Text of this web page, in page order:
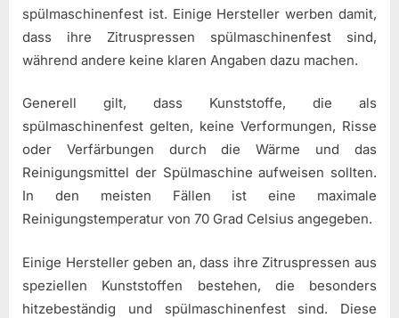
spülmaschinenfest ist. Einige Hersteller werben damit,
dass ihre Zitruspressen spülmaschinenfest sind,
während andere keine klaren Angaben dazu machen.
Generell gilt, dass Kunststoffe, die als
spülmaschinenfest gelten, keine Verformungen, Risse
oder Verfärbungen durch die Wärme und das
Reinigungsmittel der Spülmaschine aufweisen sollten.
In den meisten Fällen ist eine maximale
Reinigungstemperatur von 70 Grad Celsius angegeben.
Einige Hersteller geben an, dass ihre Zitruspressen aus
speziellen Kunststoffen bestehen, die besonders
hitzebeständig und spülmaschinenfest sind. Diese